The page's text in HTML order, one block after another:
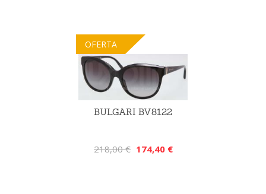
OFERTA
BULGARI BV8122
218,00 € 174,40 €